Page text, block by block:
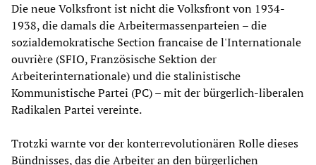
Die neue Volksfront ist nicht die Volksfront von 1934-
1938, die damals die Arbeitermassenparteien – die
sozialdemokratische Section francaise de l'Internationale
ouvrière (SFIO, Französische Sektion der
Arbeiterinternationale) und die stalinistische
Kommunistische Partei (PC) – mit der bürgerlich-liberalen
Radikalen Partei vereinte.
Trotzki warnte vor der konterrevolutionären Rolle dieses
Bündnisses, das die Arbeiter an den bürgerlichen